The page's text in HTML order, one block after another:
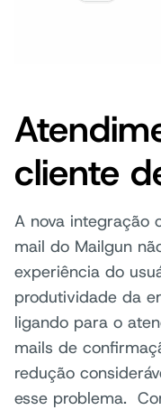
cliente
A nova integração
mail do Mailgun
experiência do
produtividade da
ligando para o
mails de
redução
esse problema.